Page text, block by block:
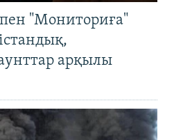
"Мониториға"
арқылы